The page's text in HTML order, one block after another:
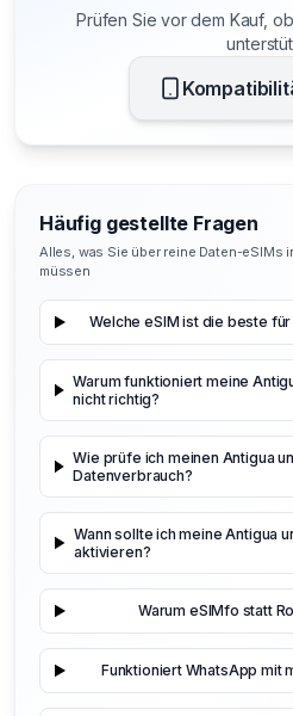
Prüfen Sie vor dem Kauf,
Häufig gestellte Fragen
Alles, was Sie über reine Daten-eSIMs
müssen
Welche eSIM ist die beste
Warum funktioniert meine
nicht richtig?
Wie prüfe ich meinen Antigua
Datenverbrauch?
Wann sollte ich meine Antigua
aktivieren?
Warum eSIMfo statt
Funktioniert WhatsApp mit